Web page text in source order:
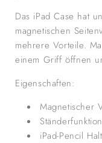
Das iPad Case hat
magnetischen
mehrere Vorteile.
einem Griff öffnen
Eigenschaften:
Magnetischer
iPad-Pencil